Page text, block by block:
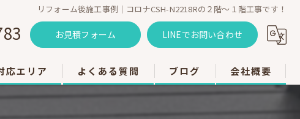
リフォーム後施工事例｜コロナCSH-N2218Rの２階～１階工事です！
お見積フォーム LINEでお問い合わせ
応エリア よくある質問 ブログ 会社概要